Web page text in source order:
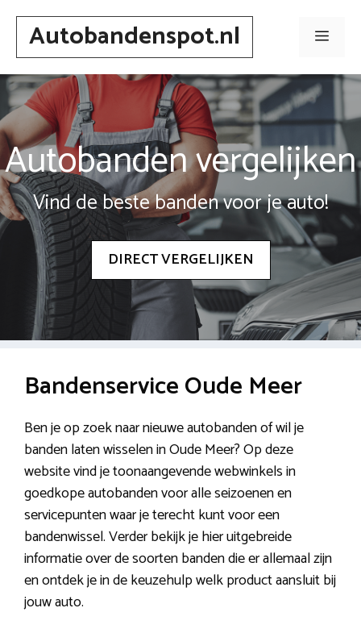
Spring
inhoudAutobandenspot.nl Menu
Autobanden vergelijken
Vind de beste banden voor je auto!
DIRECT VERGELIJKEN
Bandenservice Oude Meer
Ben je op zoek naar nieuwe autobanden of wil je
banden laten wisselen in Oude Meer? Op deze
website vind je toonaangevende webwinkels in
goedkope autobanden voor alle seizoenen en
servicepunten waar je terecht kunt voor een
bandenwissel. Verder bekijk je hier uitgebreide
informatie over de soorten banden die er allemaal zijn
en ontdek je in de keuzehulp welk product aansluit bij
jouw auto.